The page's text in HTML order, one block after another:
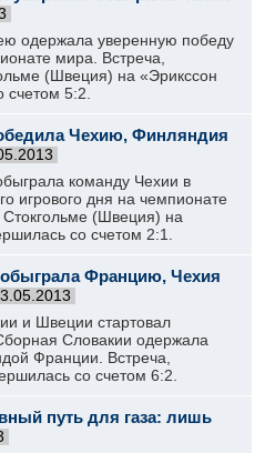
одержала уверенную победу
мира. Встреча,
(Швеция) на «Эрикссон
5:2.
Чехию, Финляндия
команду Чехии в
игрового дня на чемпионате
(Швеция) на
со счетом 2:1.
Францию, Чехия
и Швеции стартовал
Словакии одержала
Франции. Встреча,
со счетом 6:2.
путь для газа: лишь